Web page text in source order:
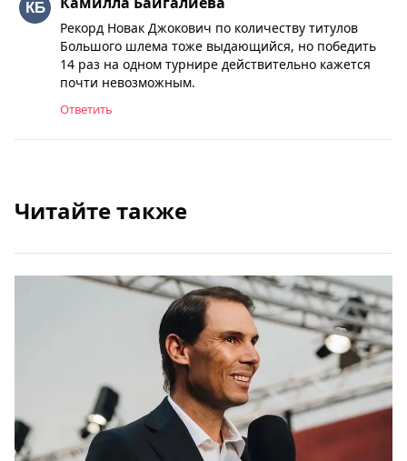
Рекорд Новак Джокович по количеству титулов
Большого шлема тоже выдающийся, но победить
14 раз на одном турнире действительно кажется
почти невозможным.
Ответить
Читайте также